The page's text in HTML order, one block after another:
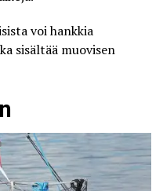
voi hankkia
sisältää muovisen